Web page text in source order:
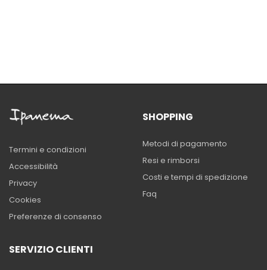
Termini e condizioni
Accessibilità
Privacy
Cookies
Preferenze di consenso
SHOPPING
Metodi di pagamento
Resi e rimborsi
Costi e tempi di spedizione
Faq
SERVIZIO CLIENTI